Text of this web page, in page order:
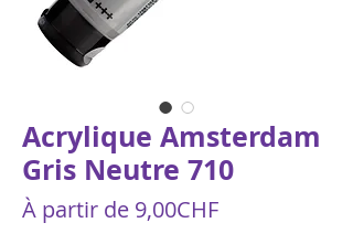
Acrylique Amsterdam
Gris Neutre 710
À partir de 9,00CHFPrix